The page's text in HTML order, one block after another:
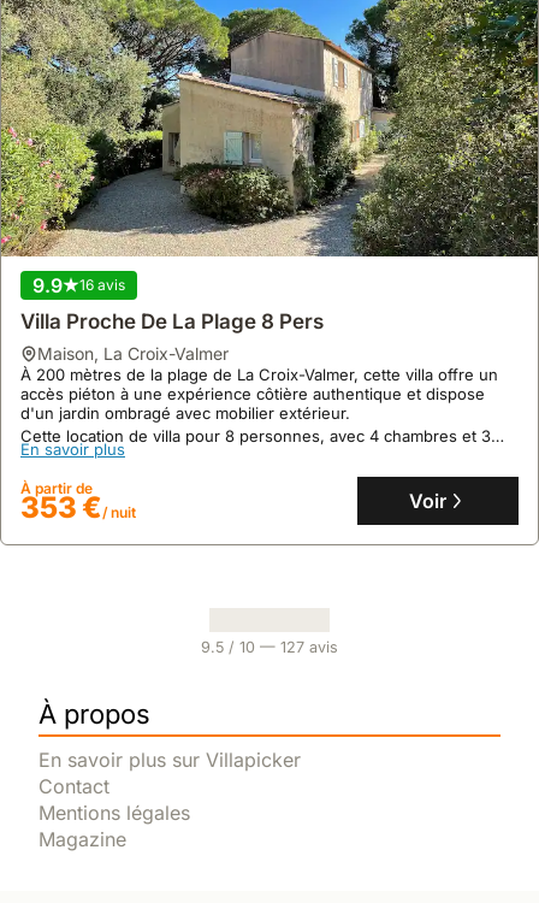
9.9 16 avis
Villa Proche De La Plage 8 Pers
maison, La Croix-Valmer
À 200 mètres de la plage de La Croix-Valmer, cette villa offre un
accès piéton à une expérience côtière authentique et dispose
d'un jardin ombragé avec mobilier extérieur.
Cette location de villa pour 8 personnes, avec 4 chambres et 3
salles de bain, propose un espace de vie ouvert incluant cuisine,
salle à manger et salon, le tout dans un quartier paisible à
proximité des sentiers côtiers.
En savoir plus
À partir de
353 €/ nuit Voir
9.5 / 10 — 127 avis
À propos
En savoir plus sur Villapicker
Contact
Mentions légales
Magazine